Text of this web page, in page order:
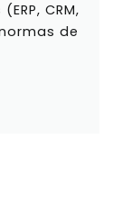
CRM,
de